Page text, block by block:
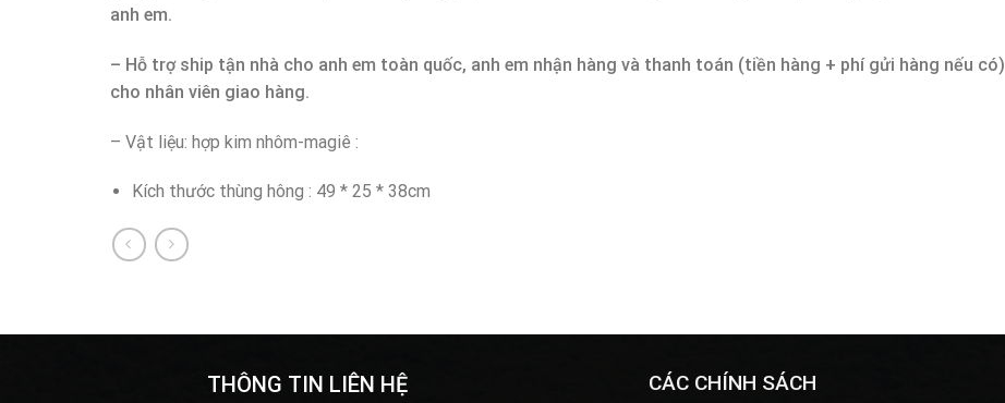
anh em.
– Hỗ trợ ship tận nhà cho anh em toàn quốc, anh em nhận hàng và thanh toán (tiền hàng + phí gửi hàng nếu có)
cho nhân viên giao hàng.
– Vật liệu: hợp kim nhôm-magiê :
Kích thước thùng hông : 49 * 25 * 38cm
THÔNG TIN LIÊN HỆ CÁC CHÍNH SÁCH